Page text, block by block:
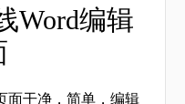
Word编辑
面干净，简单，编辑